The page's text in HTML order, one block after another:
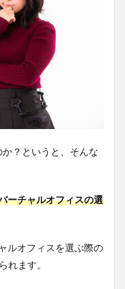
？というと、そんな
ーチャルオフィスの選
ルオフィスを選ぶ際の
れます。